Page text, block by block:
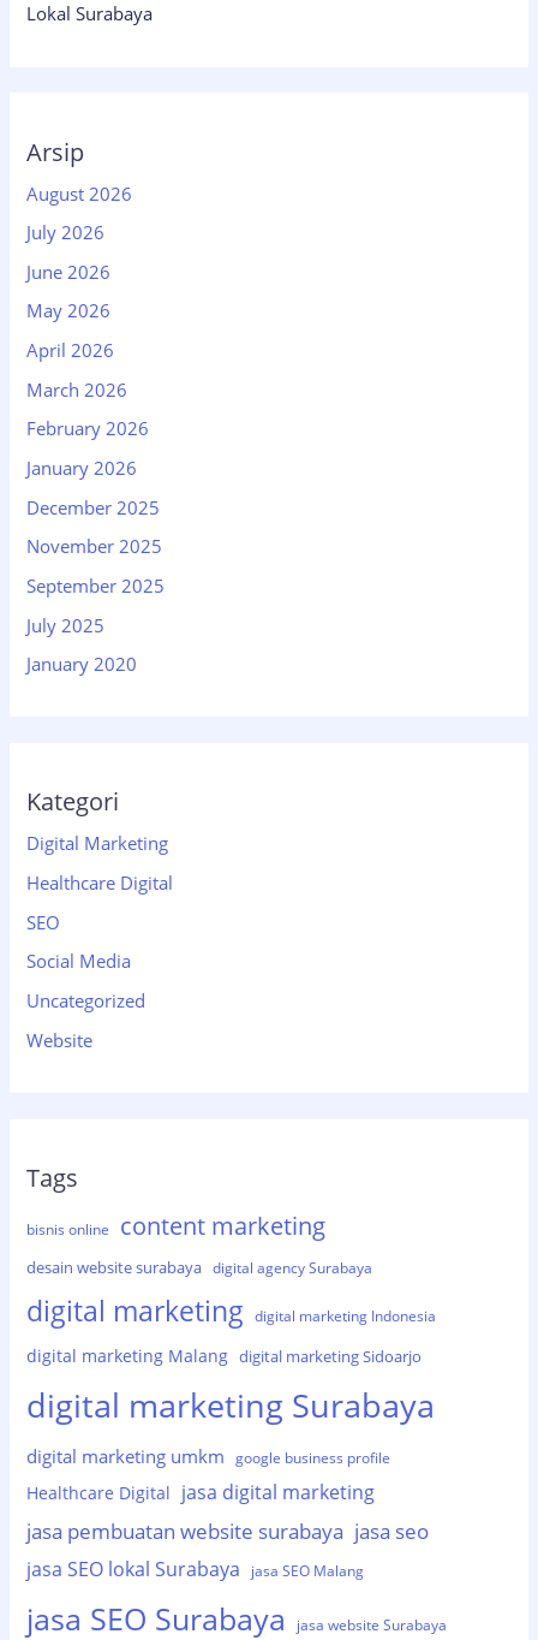
Lokal Surabaya
Arsip
August 2026
July 2026
June 2026
May 2026
April 2026
March 2026
February 2026
January 2026
December 2025
November 2025
September 2025
July 2025
January 2020
Kategori
Digital Marketing
Healthcare Digital
SEO
Social Media
Uncategorized
Website
Tags
bisnis online content marketing
desain website surabaya digital agency Surabaya
digital marketing digital marketing Indonesia
digital marketing Malang digital marketing Sidoarjo
digital marketing Surabaya
digital marketing umkm google business profile
Healthcare Digital jasa digital marketing
jasa pembuatan website surabaya jasa seo
jasa SEO lokal Surabaya jasa SEO Malang
jasa SEO Surabaya jasa website Surabaya